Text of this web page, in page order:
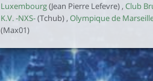
Luxembourg(Jean Pierre Lefevre) , Club
K.V. -NXS-(Tchub) , Olympique de
(Max01)